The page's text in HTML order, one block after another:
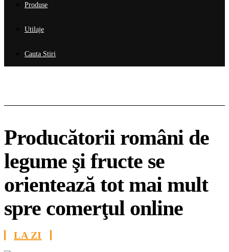
Produse
Utilaje
Cauta Stiri
Producătorii români de
legume şi fructe se
orientează tot mai mult
spre comerţul online
LA ZI